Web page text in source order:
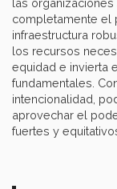
las
completamente el
infraestructura
los recursos
equidad e invierta
fundamentales.
intencionalidad,
aprovechar el
fuertes y